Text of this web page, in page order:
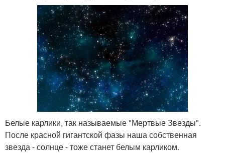
Белые карлики, так называемые "Мертвые Звезды".
После красной гигантской фазы наша собственная
звезда - солнце - тоже станет белым карликом.